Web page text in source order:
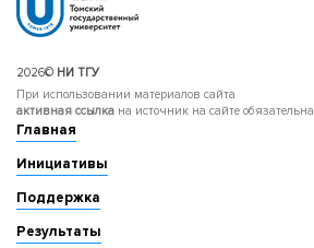
2026© НИ ТГУ
При использовании материалов сайта
активная ссылка на источник на сайте обязательна
Главная
Инициативы
Поддержка
Результаты